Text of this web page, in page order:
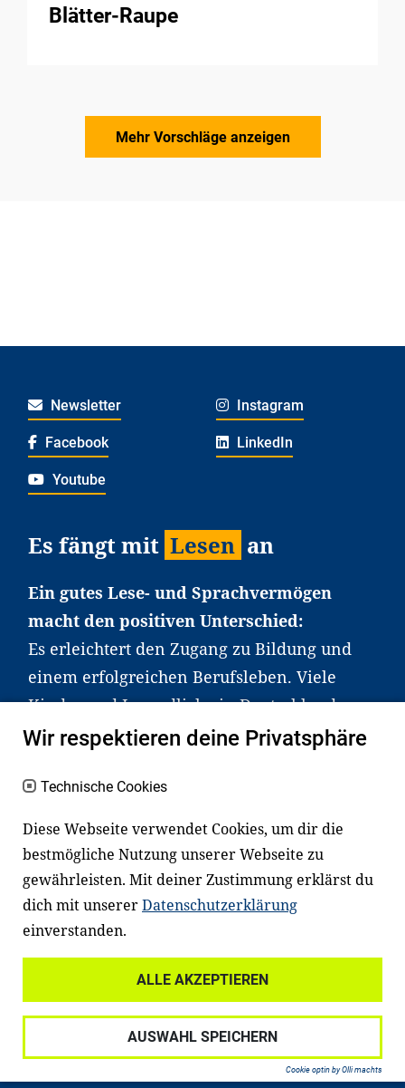
Blätter-Raupe
Mehr Vorschläge anzeigen
Newsletter Instagram
Facebook LinkedIn
Youtube
Es fängt mit Lesen an
Ein gutes Lese- und Sprachvermögen
macht den positiven Unterschied:
Es erleichtert den Zugang zu Bildung und
einem erfolgreichen Berufsleben. Viele
Kinder und Jugendliche in Deutschland
haben aber große Schwierigkeiten dabei.
an Familien sowie an Erzieher*innen,
Lehrer*innen und andere
Fachexpert*innen. Dafür arbeiten wir eng
mit Ministerien, wissenschaftlichen
Einrichtungen, Verbänden, Unternehmen
und anderen Stiftungen zusammen.
Datenschutz
Haftungsausschluss
Impressum
Wir respektieren deine Privatsphäre
Technische Cookies
Diese Webseite verwendet Cookies, um dir die
bestmögliche Nutzung unserer Webseite zu
gewährleisten. Mit deiner Zustimmung erklärst du
dich mit unsererDatenschutzerklärung
einverstanden.
ALLE AKZEPTIEREN
AUSWAHL SPEICHERN
Cookie optin by Olli machts